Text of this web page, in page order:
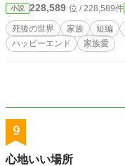
小説 228,589 位 / 228,589件
死後の世界 家族 短編
ハッピーエンド
家族愛
9
心地いい場所